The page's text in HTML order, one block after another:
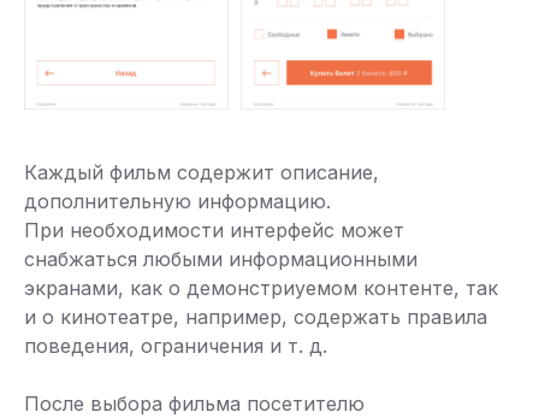
Каждый фильм содержит описание,
дополнительную информацию.
При необходимости интерфейс может
снабжаться любыми информационными
экранами, как о демонстриуемом контенте, так
и о кинотеатре, например, содержать правила
поведения, ограничения и т. д.
После выбора фильма посетителю